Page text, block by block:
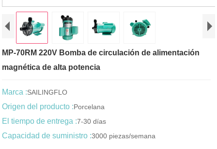
MP-70RM 220V Bomba de circulación de alimentación
magnética de alta potencia
Marca :SAILINGFLO
Origen del producto :Porcelana
El tiempo de entrega :7-30 días
Capacidad de suministro :3000 piezas/semana